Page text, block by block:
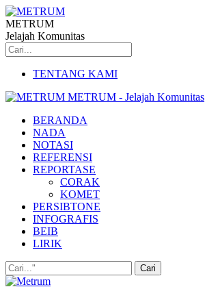
METRUM
Jelajah Komunitas
TENTANG KAMI
METRUM - Jelajah Komunitas
BERANDA
NADA
NOTASI
REFERENSI
REPORTASE
CORAK
KOMET
PERSIBTONE
INFOGRAFIS
BEIB
LIRIK